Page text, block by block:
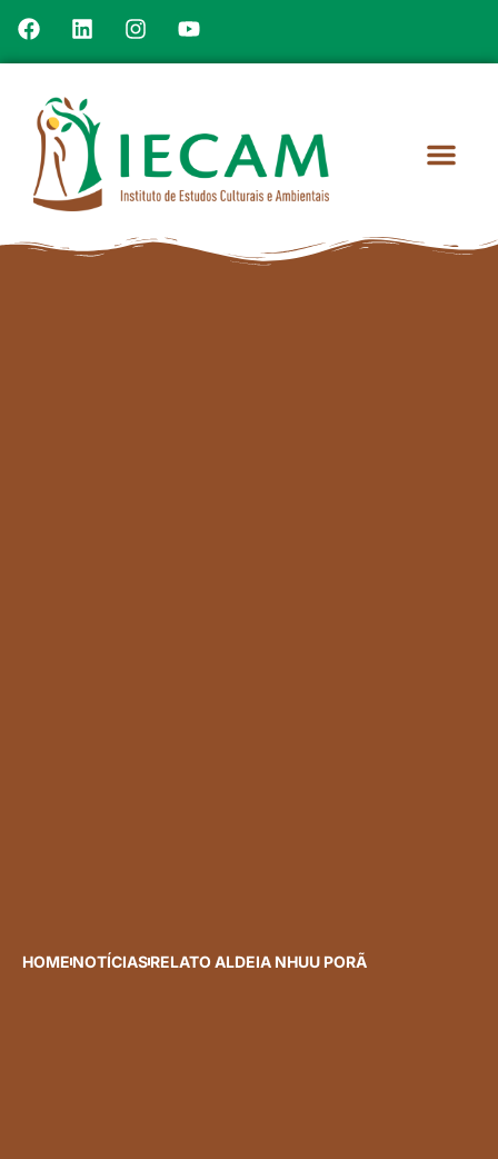
HOME NOTÍCIASRELATO ALDEIA NHUU PORÃ